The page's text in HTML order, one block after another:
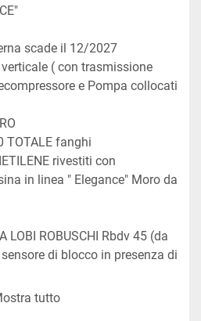
scade il 12/2027
( con trasmissione
e Pompa collocati
TOTALE fanghi
rivestiti con
in linea " Elegance" Moro da
LOBI ROBUSCHI Rbdv 45 (da
di blocco in presenza di
NASPONE Superiore di
tutto